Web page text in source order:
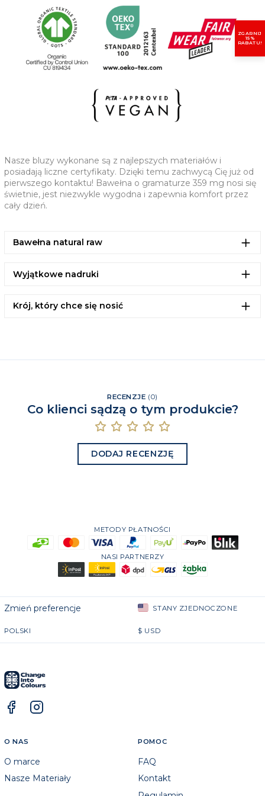
Półksiężyc z tego samego materiału na karku
XS S M L XL 2XL
A - KLATKA PIERSIOWA 70,5 77,5
C - DŁUGOŚĆ RĘKAWA 53 57 59
Nasze bluzy wykonane są z najlepszych materiałów i
posiadają liczne certyfikaty. Dzięki temu zachwycą Cię już od
pierwszego kontaktu! Bawełna o gramaturze 359 mg nosi się
świetnie, jest niezwykle wygodna i zapewnia komfort przez
cały dzień.
Bawełna natural raw
Wyjątkowe nadruki
Krój, który chce się nosić
RECENZJE (0)
Co klienci sądzą o tym produkcie?
DODAJ RECENZJĘ
METODY PŁATNOŚCI
NASI PARTNERZY
Zmień preferencje STANY ZJEDNOCZONE
POLSKI $ USD
O NAS
O marce
Nasze Materiały
POMOC
FAQ
Kontakt
ZGARNIJ
15%
RABATU!